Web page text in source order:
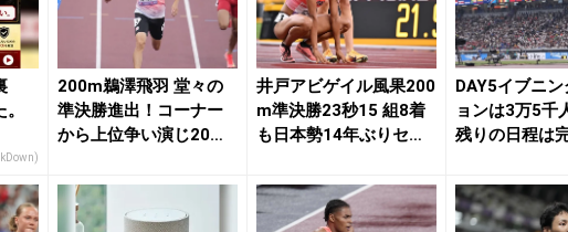
200m鵜澤飛羽 堂々の
準決勝進出！コーナー
から上位争い演じ20秒3
井戸アビゲイル風果200
m準決勝23秒15 組8着
も日本勢14年ぶりセミ
DAY5イブニ
ョンは3万5千
残りの日程は